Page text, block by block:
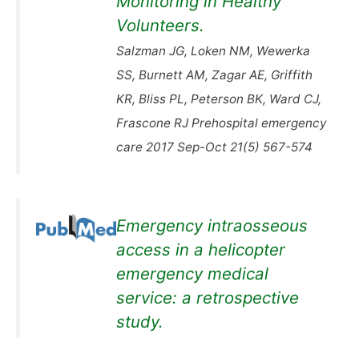
Volunteers.
Salzman JG, Loken NM, Wewerka
SS, Burnett AM, Zagar AE, Griffith
KR, Bliss PL, Peterson BK, Ward CJ,
Frascone RJ Prehospital emergency
care 2017 Sep-Oct 21(5) 567-574
Emergency intraosseous
access in a helicopter
emergency medical
service: a retrospective
study.